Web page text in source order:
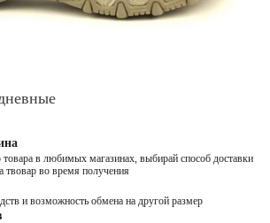
в любимых магазинах, выбирай способ доставки
твовар во время получения
и возможность обмена на другой размер